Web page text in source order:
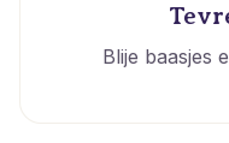
Blije baasjes